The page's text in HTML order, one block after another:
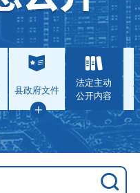
县政府文件
法定主动
公开内容